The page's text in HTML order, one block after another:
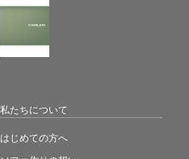
私たちについて
はじめての方へ
ソファ作りの想い